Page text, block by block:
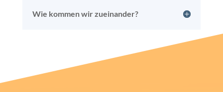
Wie kommen wir zueinander?